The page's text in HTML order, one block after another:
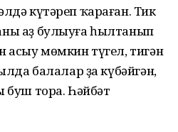
күтәреп ҡараған. Тик
аҙ булыуға һылтанып
асыу мөмкин түгел, тигән
балалар ҙа күбәйгән,
буш тора. Һәйбәт